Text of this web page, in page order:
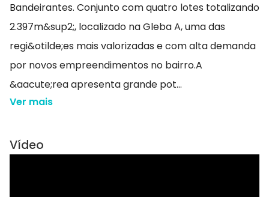
Bandeirantes. Conjunto com quatro lotes totalizando
2.397m&sup2;, localizado na Gleba A, uma das
regi&otilde;es mais valorizadas e com alta demanda
por novos empreendimentos no bairro.A
&aacute;rea apresenta grande pot...
Ver mais
Vídeo